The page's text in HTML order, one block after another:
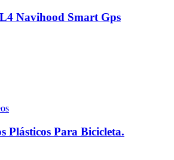
Navihood Smart Gps
Plásticos Para Bicicleta.